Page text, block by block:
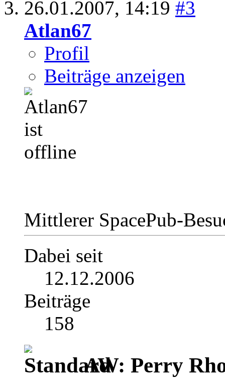
26.01.2007, 14:19 #3
Atlan67
Profil
Beiträge anzeigen
Mittlerer SpacePub-
Dabei seit
12.12.2006
Beiträge
158
AW: Perry